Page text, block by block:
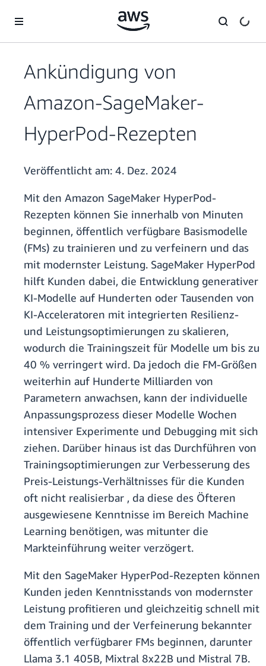
Überspringen zum Hauptinhalt
Ankündigung von
Amazon-SageMaker-
HyperPod-Rezepten
Veröffentlicht am: 4. Dez. 2024
Mit den Amazon SageMaker HyperPod-
Rezepten können Sie innerhalb von Minuten
beginnen, öffentlich verfügbare Basismodelle
(FMs) zu trainieren und zu verfeinern und das
mit modernster Leistung. SageMaker HyperPod
hilft Kunden dabei, die Entwicklung generativer
KI-Modelle auf Hunderten oder Tausenden von
KI-Acceleratoren mit integrierten Resilienz-
und Leistungsoptimierungen zu skalieren,
wodurch die Trainingszeit für Modelle um bis zu
40 % verringert wird. Da jedoch die FM-Größen
weiterhin auf Hunderte Milliarden von
Parametern anwachsen, kann der individuelle
Anpassungsprozess dieser Modelle Wochen
intensiver Experimente und Debugging mit sich
ziehen. Darüber hinaus ist das Durchführen von
Trainingsoptimierungen zur Verbesserung des
Preis-Leistungs-Verhältnisses für die Kunden
oft nicht realisierbar , da diese des Öfteren
ausgewiesene Kenntnisse im Bereich Machine
Learning benötigen, was mitunter die
Markteinführung weiter verzögert.
Mit den SageMaker HyperPod-Rezepten können
Kunden jeden Kenntnisstands von modernster
Leistung profitieren und gleichzeitig schnell mit
dem Training und der Verfeinerung bekannter
öffentlich verfügbarer FMs beginnen, darunter
Llama 3.1 405B, Mixtral 8x22B und Mistral 7B.